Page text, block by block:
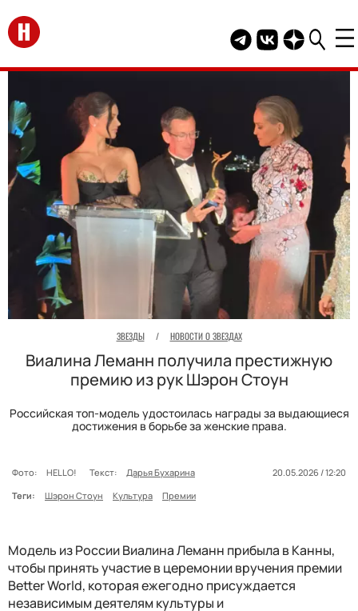
Перейти на главную
Telegram канал
Группа HELLO
Канал
ЗВЕЗДЫ / НОВОСТИ О ЗВЕЗДАХ
Виалина Леманн получила престижную
премию из рук Шэрон Стоун
Российская топ-модель удостоилась награды за выдающиеся
достижения в борьбе за женские права.
Фото: HELLO! Текст: Дарья Бухарина
20.05.2026 / 12:20
Теги:
Шэрон Стоун Культура Премии
Модель из России Виалина Леманн прибыла в Канны,
чтобы принять участие в церемонии вручения премии
Better World, которая ежегодно присуждается
независимым деятелям культуры и